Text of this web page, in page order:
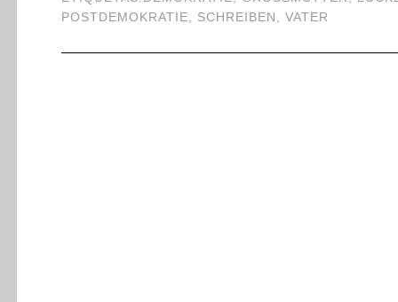
POSTDEMOKRATIE, SCHREIBEN ,VATER